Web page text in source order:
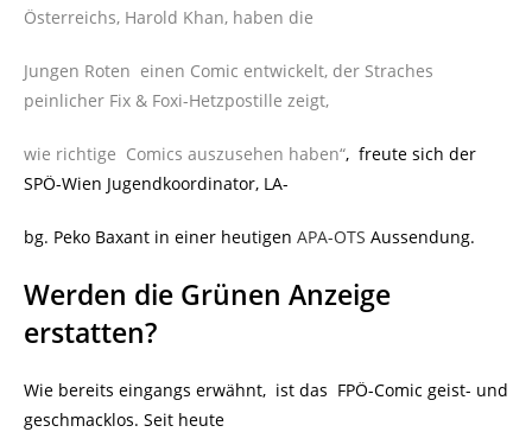
Österreichs, Harold Khan, haben die
Jungen Roten einen Comic entwickelt, der Straches
peinlicher Fix & Foxi-Hetzpostille zeigt,
wie richtige Comics auszusehen haben“, freute sich der
SPÖ-Wien Jugendkoordinator, LA-
bg. Peko Baxant in einer heutigen APA-OTS Aussendung.
Werden die Grünen Anzeige
erstatten?
Wie bereits eingangs erwähnt, ist das FPÖ-Comic geist- und
geschmacklos. Seit heute